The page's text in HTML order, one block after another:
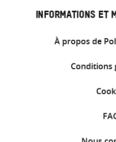
INFORMATIONS ET
À propos de
Conditions